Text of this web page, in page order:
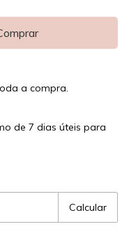
a compra.
de 7 dias úteis para
Calcular